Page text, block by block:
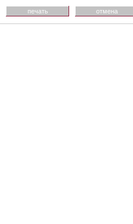
печать отмена